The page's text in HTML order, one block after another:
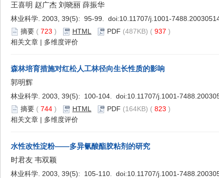
王喜明 赵广杰 刘晓丽 薛振华
林业科学. 2003, 39(5): 95-99. doi:10.11707/j.1001-
摘要 ( 723 ) HTML PDF (487KB) ( 937 )
相关文章 | 多维度评价
森林培育措施对红松人工林径向生长性质的影响
郭明辉
林业科学. 2003, 39(5): 100-104. doi:10.11707/j.1001-
摘要 ( 744 ) HTML PDF (164KB) ( 823 )
相关文章 | 多维度评价
水性改性淀粉——多异氰酸酯胶粘剂的研究
时君友 韦双颖
林业科学. 2003, 39(5): 105-110. doi:10.11707/j.1001-